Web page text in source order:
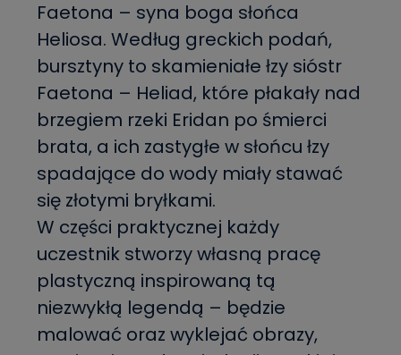
Faetona – syna boga słońca
Heliosa. Według greckich podań,
bursztyny to skamieniałe łzy sióstr
Faetona – Heliad, które płakały nad
brzegiem rzeki Eridan po śmierci
brata, a ich zastygłe w słońcu łzy
spadające do wody miały stawać
się złotymi bryłkami.
W części praktycznej każdy
uczestnik stworzy własną pracę
plastyczną inspirowaną tą
niezwykłą legendą – będzie
malować oraz wyklejać obrazy,